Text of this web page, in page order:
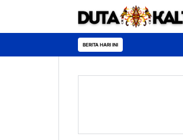
BERITA HARI INI